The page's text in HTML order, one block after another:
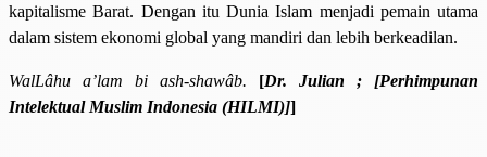
kapitalisme Barat. Dengan itu Dunia Islam menjadi pemain utama
dalam sistem ekonomi global yang mandiri dan lebih berkeadilan.
WalLâhu a’lam bi ash-shawâb. [Dr. Julian ; [Perhimpunan
Intelektual Muslim Indonesia (HILMI)]]